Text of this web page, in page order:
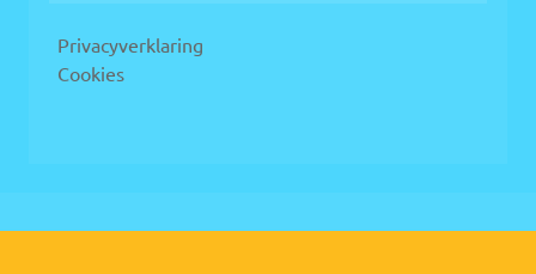
Privacyverklaring
Cookies